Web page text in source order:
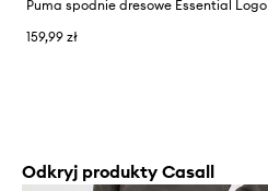
Puma spodnie dresowe Essential Logo
159,99 zł
Odkryj produkty Casall